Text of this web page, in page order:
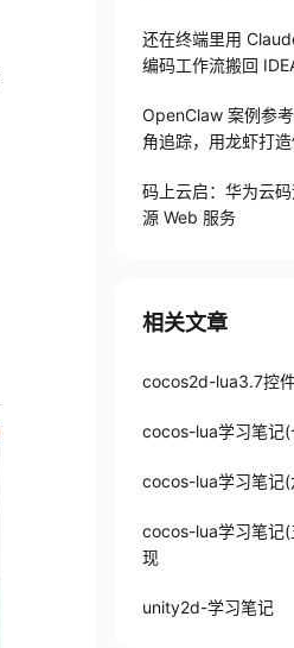
还在终端里用
编码工作流搬回
OpenClaw 案例参
角追踪，用龙虾打
码上云启：华为云
源 Web 服务
相关文章
cocos2d-lua3.7控
cocos-lua学习笔记(
cocos-lua学习笔记
cocos-lua学习笔记
现
unity2d-学习笔记